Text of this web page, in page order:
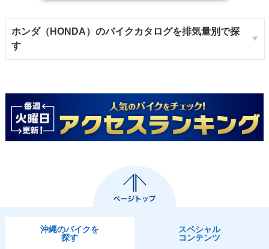
ホンダ（HONDA）のバイクカタログを排気量別で探
す
沖縄のバイクを
探す
スペシャル
コンテンツ